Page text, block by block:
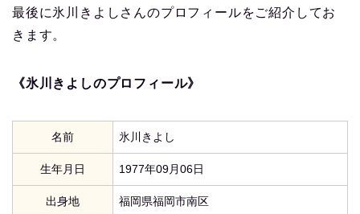
最後に氷川きよしさんのプロフィールをご紹介してお
きます。
《氷川きよしのプロフィール》
名前 氷川きよし
生年月日 1977年09月06日
出身地 福岡県福岡市南区